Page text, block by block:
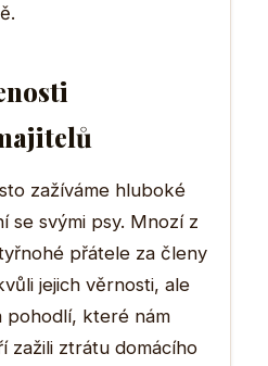
zažíváme hluboké
se svými psy. Mnozí z
přátele za členy
jejich věrnosti, ale
pohodlí, které nám
zažili ztrátu domácího